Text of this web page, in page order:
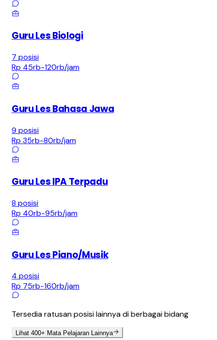
Guru Les Biologi
7 posisi
Rp 45rb-120rb/jam
Guru Les Bahasa Jawa
9 posisi
Rp 35rb-80rb/jam
Guru Les IPA Terpadu
8 posisi
Rp 40rb-95rb/jam
Guru Les Piano/Musik
4 posisi
Rp 75rb-160rb/jam
Tersedia ratusan posisi lainnya di berbagai bidang
Lihat 400+ Mata Pelajaran Lainnya